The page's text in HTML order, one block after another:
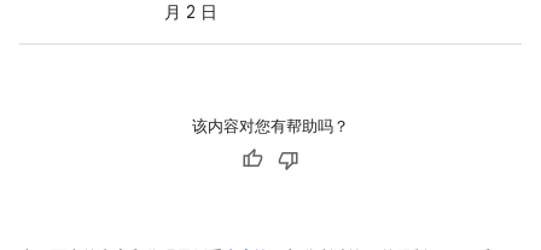
月 2 日
该内容对您有帮助吗？